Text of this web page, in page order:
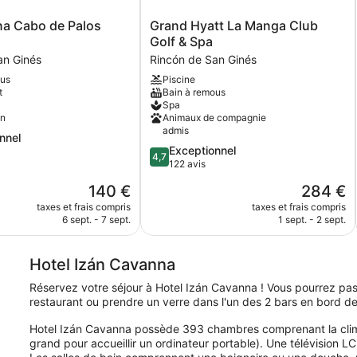
Cabo de Palos
Ginés
Le
nouveau
prix
140 €
140 €
taxes et frais compris
6 sept. - 7 sept.
Grand
Hyatt
La
Manga
Club
Golf
&
Spa
Rincón
de
San
Grand Hyatt La Manga Club
Golf & Spa
Rincón de San Ginés
Piscine
Bain à remous
Spa
Animaux de compagnie
admis
4.7
sur
4,7 Exceptionnel
122 avis
Le
nouveau
prix
284 €
taxes et frais compris
1 sept. - 2 sept.
Hotel Izán Cavanna
Réservez votre séjour à Hotel Izán Cavanna ! Vous pourrez
restaurant ou prendre un verre dans l'un des 2 bars en bord
Hotel Izán Cavanna possède 393 chambres comprenant la
grand pour accueillir un ordinateur portable). Une télévision